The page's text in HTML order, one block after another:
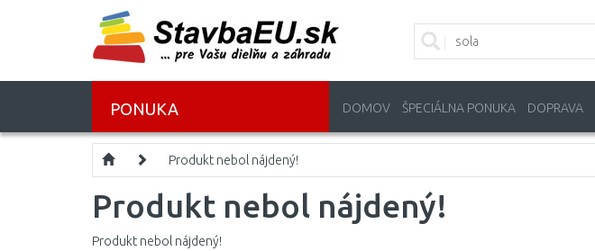
PONUKA DOMOV ŠPECIÁLNA PONUKA DOPRAVA
Produkt nebol nájdený!
Produkt nebol nájdený!
Produkt nebol nájdený!